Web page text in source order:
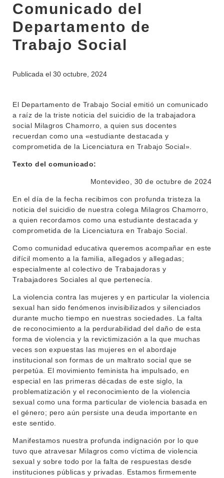
DEPARTAMENTOS
ENSEÑANZA
LLAMADOS
NOTICIAS
CONTACTO
BEDELÍA
EVA FCS
POSGRADOS
EDUCACIÓN PERMANENTE
MOVILIDAD ACADÉMICA
BIBLIOTECA
Comunicado del
Departamento de
Trabajo Social
Publicada el 30 octubre, 2024
El Departamento de Trabajo Social emitió un comunicado
a raíz de la triste noticia del suicidio de la trabajadora
social Milagros Chamorro, a quien sus docentes
recuerdan como una «estudiante destacada y
comprometida de la Licenciatura en Trabajo Social».
Texto del comunicado:
Montevideo, 30 de octubre de 2024
En el día de la fecha recibimos con profunda tristeza la
noticia del suicidio de nuestra colega Milagros Chamorro,
a quien recordamos como una estudiante destacada y
comprometida de la Licenciatura en Trabajo Social.
Como comunidad educativa queremos acompañar en este
difícil momento a la familia, allegados y allegadas;
especialmente al colectivo de Trabajadoras y
Trabajadores Sociales al que pertenecía.
La violencia contra las mujeres y en particular la violencia
sexual han sido fenómenos invisibilizados y silenciados
durante mucho tiempo en nuestras sociedades. La falta
de reconocimiento a la perdurabilidad del daño de esta
forma de violencia y la revictimización a la que muchas
veces son expuestas las mujeres en el abordaje
institucional son formas de un maltrato social que se
perpetúa. El movimiento feminista ha impulsado, en
especial en las primeras décadas de este siglo, la
problematización y el reconocimiento de la violencia
sexual como una forma particular de violencia basada en
el género; pero aún persiste una deuda importante en
este sentido.
Manifestamos nuestra profunda indignación por lo que
tuvo que atravesar Milagros como víctima de violencia
sexual y sobre todo por la falta de respuestas desde
instituciones públicas y privadas. Estamos firmemente